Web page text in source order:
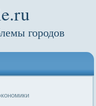
городов